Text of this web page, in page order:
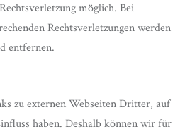
möglich. Bei
Rechtsverletzungen werden
entfernen.
zu externen Webseiten Dritter, auf
haben. Deshalb können wir für